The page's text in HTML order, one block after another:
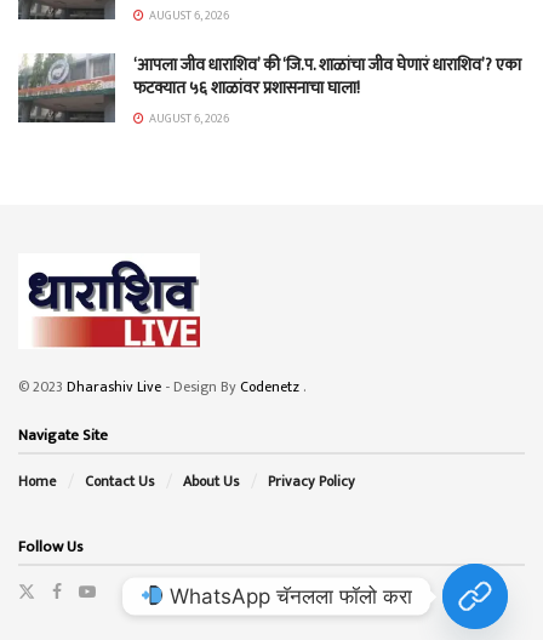
AUGUST 6, 2026
‘आपला जीव धाराशिव’ की ‘जि.प. शाळांचा जीव घेणारं धाराशिव’? एका
फटक्यात ५६ शाळांवर प्रशासनाचा घाला!
AUGUST 6, 2026
© 2023 Dharashiv Live - Design ByCodenetz .
Navigate Site
Home Contact Us About Us Privacy Policy
Follow Us
WhatsApp चॅनलला फॉलो करा